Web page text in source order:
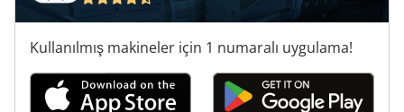
Kullanılmış makineler için 1 numaralı uygulama!